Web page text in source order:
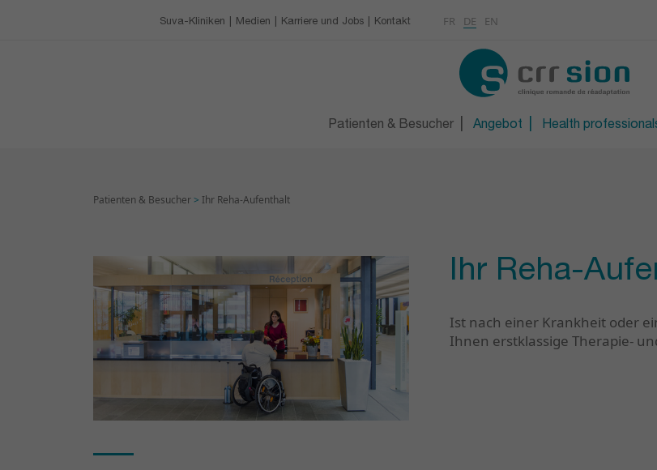
Suva-Kliniken Medien Karriere und Jobs Kontakt FR DE EN
Patienten & Besucher Angebot Health
Patienten & Besucher> Ihr Reha-Aufenthalt
Ihr Reha-
Ist nach einer Krankheit oder
Ihnen erstklassige Therapie-